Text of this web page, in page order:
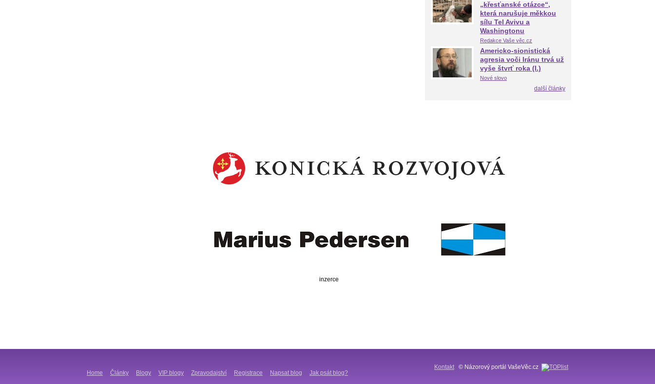
„křesťanské otázce“,
která narušuje měkkou
sílu Tel Avivu a
Washingtonu
Redakce Vaše věc.cz
Americko-sionistická
agresia voči Iránu trvá už
vyše štvrť roka (I.)
Nové slovo
další články
inzerce
Home Články Blogy VIP blogy Zpravodajství Registrace Napsat blog Jak psát blog?
Kontakt © Názorový portál VašeVěc.cz